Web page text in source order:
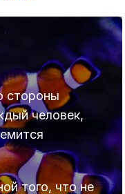
стороны
человек,
того, что не